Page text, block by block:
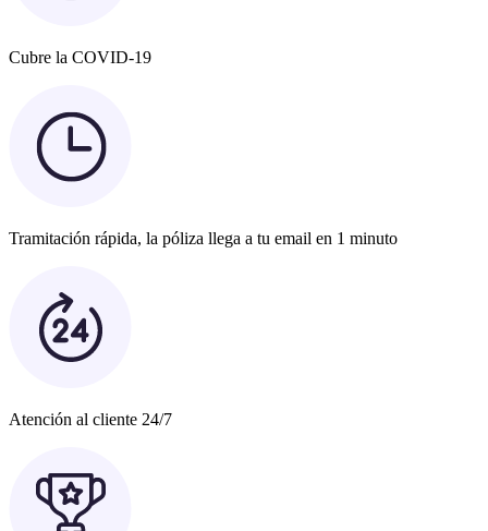
Cubre la COVID-19
Tramitación rápida, la póliza llega a tu email en 1 minuto
Atención al cliente 24/7